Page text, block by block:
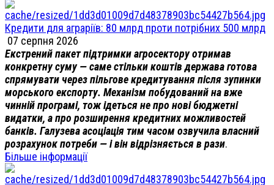
Кредити для аграріїв: 80 млрд проти потрібних 500 млрд
07 серпня 2026
Екстрений пакет підтримки агросектору отримав
конкретну суму — саме стільки коштів держава готова
спрямувати через пільгове кредитування після зупинки
морського експорту. Механізм побудований на вже
чинній програмі, тож ідеться не про нові бюджетні
видатки, а про розширення кредитних можливостей
банків. Галузева асоціація тим часом озвучила власний
розрахунок потреби — і він відрізняється в рази.
Більше інформації